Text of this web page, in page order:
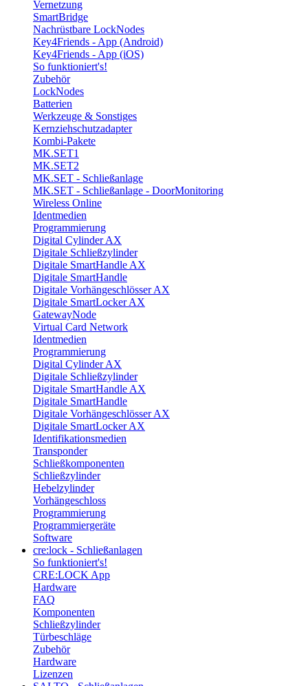
Vernetzung
SmartBridge
Nachrüstbare LockNodes
Key4Friends - App (Android)
Key4Friends - App (iOS)
So funktioniert's!
Zubehör
LockNodes
Batterien
Werkzeuge & Sonstiges
Kernziehschutzadapter
Kombi-Pakete
MK.SET1
MK.SET2
MK.SET - Schließanlage
MK.SET - Schließanlage - DoorMonitoring
Wireless Online
Identmedien
Programmierung
Digital Cylinder AX
Digitale Schließzylinder
Digitale SmartHandle AX
Digitale SmartHandle
Digitale Vorhängeschlösser AX
Digitale SmartLocker AX
GatewayNode
Virtual Card Network
Identmedien
Programmierung
Digital Cylinder AX
Digitale Schließzylinder
Digitale SmartHandle AX
Digitale SmartHandle
Digitale Vorhängeschlösser AX
Digitale SmartLocker AX
Identifikationsmedien
Transponder
Schließkomponenten
Schließzylinder
Hebelzylinder
Vorhängeschloss
Programmierung
Programmiergeräte
Software
cre:lock - Schließanlagen
So funktioniert's!
CRE:LOCK App
Hardware
FAQ
Komponenten
Schließzylinder
Türbeschläge
Zubehör
Hardware
Lizenzen